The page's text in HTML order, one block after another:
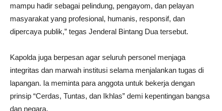
mampu hadir sebagai pelindung, pengayom, dan pelayan
masyarakat yang profesional, humanis, responsif, dan
dipercaya publik,” tegas Jenderal Bintang Dua tersebut.
Kapolda juga berpesan agar seluruh personel menjaga
integritas dan marwah institusi selama menjalankan tugas di
lapangan. Ia meminta para anggota untuk bekerja dengan
prinsip “Cerdas, Tuntas, dan Ikhlas” demi kepentingan bangsa
dan negara.